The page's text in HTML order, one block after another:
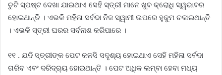
ଚୁଟି ସ୍ପଷ୍ଟ ଦେଖା ଯାଇଥାଏ ସେହି ସ୍ତ୍ରୀ ମାନେ ଖୁବ କ୍ରୋଧି ସ୍ୱଭାବର
ହୋଇଥାନ୍ତି । ଏଭଳି ମହିଳା ସର୍ବଦା ନିଜ ସ୍ୱାମୀ ଉପରେ ହୁକୁମ ଚଳାଇଥାନ୍ତି
। ଏଭଳି ସ୍ତ୍ରୀ ଘରର ସର୍ବନାଶ କରିପାରେ ।
୧୧ . ଯଦି ସ୍ତ୍ରୀଙ୍କ ପେଟ କଳସି ସଦୃଶ୍ୟ ହୋଇଥାଏ ସେହି ମହିଳା ସର୍ବଦା
ଗରିବ ଏବଂ ଦରିଦ୍ର୍ୟ ହୋଇଥାନ୍ତି । ପେଟ ଅଧିକ ଲମ୍ବା ହେବା ମଧ୍ୟ